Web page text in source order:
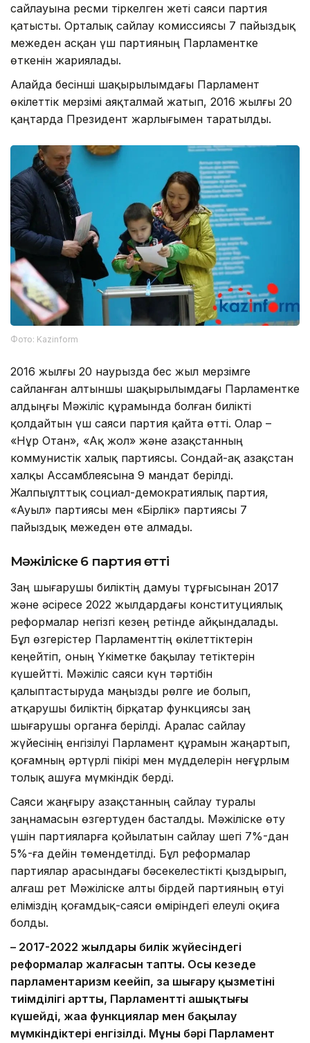
сайлауына ресми тіркелген жеті саяси партия
қатысты. Орталық сайлау комиссиясы 7 пайыздық
межеден асқан үш партияның Парламентке
өткенін жариялады.
Алайда бесінші шақырылымдағы Парламент
өкілеттік мерзімі аяқталмай жатып, 2016 жылғы 20
қаңтарда Президент жарлығымен таратылды.
Фото: Kazinform
2016 жылғы 20 наурызда бес жыл мерзімге
сайланған алтыншы шақырылымдағы Парламентке
алдыңғы Мәжіліс құрамында болған билікті
қолдайтын үш саяси партия қайта өтті. Олар –
«Нұр Отан», «Ақ жол» және Қазақстанның
коммунистік халық партиясы. Сондай-ақ Қазақстан
халқы Ассамблеясына 9 мандат берілді.
Жалпыұлттық социал-демократиялық партия,
«Ауыл» партиясы мен «Бірлік» партиясы 7
пайыздық межеден өте алмады.
Мәжіліске 6 партия өтті
Заң шығарушы биліктің дамуы тұрғысынан 2017
және әсіресе 2022 жылдардағы конституциялық
реформалар негізгі кезең ретінде айқындалады.
Бұл өзгерістер Парламенттің өкілеттіктерін
кеңейтіп, оның Үкіметке бақылау тетіктерін
күшейтті. Мәжіліс саяси күн тәртібін
қалыптастыруда маңызды рөлге ие болып,
атқарушы биліктің бірқатар функциясы заң
шығарушы органға берілді. Аралас сайлау
жүйесінің енгізілуі Парламент құрамын жаңартып,
қоғамның әртүрлі пікірі мен мүдделерін неғұрлым
толық ашуға мүмкіндік берді.
Саяси жаңғыру Қазақстанның сайлау туралы
заңнамасын өзгертуден басталды. Мәжіліске өту
үшін партияларға қойылатын сайлау шегі 7%-дан
5%-ға дейін төмендетілді. Бұл реформалар
партиялар арасындағы бәсекелестікті қыздырып,
алғаш рет Мәжіліске алты бірдей партияның өтуі
еліміздің қоғамдық-саяси өміріндегі елеулі оқиға
болды.
– 2017-2022 жылдары билік жүйесіндегі
реформалар жалғасын тапты. Осы кезеңде
парламентаризм кеңейіп, заң шығару қызметінің
тиімділігі артты, Парламенттің ашықтығы
күшейді, жаңа функциялар мен бақылау
мүмкіндіктері енгізілді. Мұның бәрі Парламент